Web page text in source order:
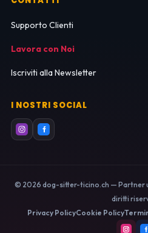
Supporto Clienti
Lavora con Noi
Iscriviti alla Newsletter
I NOSTRI SOCIAL
© 2026 dog-sitter-ticino.ch — Partner
diritti
Privacy PolicyCookie Policy